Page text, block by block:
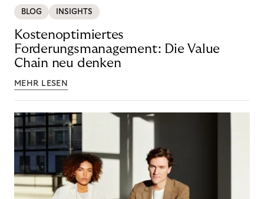
BLOG INSIGHTS
Kostenoptimiertes
Forderungsmanagement: Die Value
Chain neu denken
MEHR LESEN